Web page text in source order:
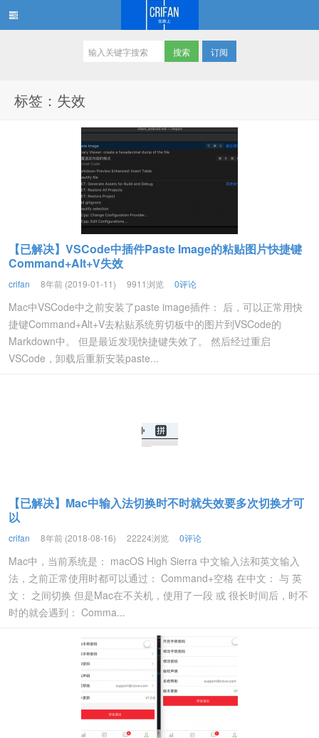
订阅
标签：失效
【已解决】VSCode中插件Paste Image的粘贴图片快捷键
Command+Alt+V失效
crifan 8年前 (2019-01-11) 9911浏览 0评论
Mac中VSCode中之前安装了paste image插件： 后，可以正常用快
捷键Command+Alt+V去粘贴系统剪切板中的图片到VSCode的
Markdown中。 但是最近发现快捷键失效了。 然后经过重启
VSCode，卸载后重新安装paste...
【已解决】Mac中输入法切换时不时就失效要多次切换才可
以
crifan 8年前 (2018-08-16) 22224浏览 0评论
Mac中，当前系统是： macOS High Sierra 中文输入法和英文输入
法，之前正常使用时都可以通过： Command+空格 在中文： 与 英
文： 之间切换 但是Mac在不关机，使用了一段 或 很长时间后，时不
时的就会遇到： Comma...